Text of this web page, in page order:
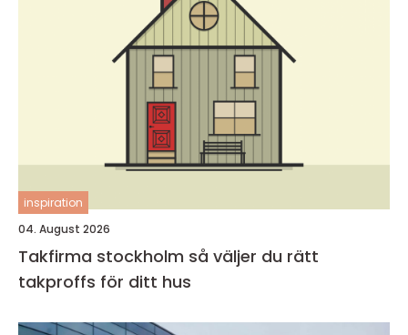
inspiration
04. August 2026
Takfirma stockholm så väljer du rätt
takproffs för ditt hus